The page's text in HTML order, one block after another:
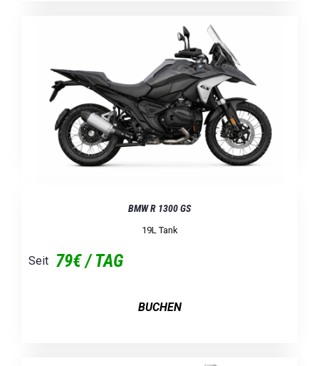
BMW R 1300 GS
19L Tank
Seit 79€ / TAG
BUCHEN